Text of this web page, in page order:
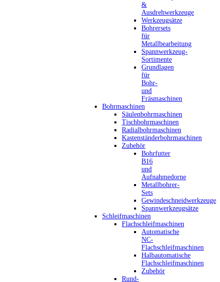
&
Ausdrehwerkzeuge
Werkzeugsätze
Bohrersets
für
Metallbearbeitung
Spannwerkzeug-
Sortimente
Grundlagen
für
Bohr-
und
Fräsmaschinen
Bohrmaschinen
Säulenbohrmaschinen
Tischbohrmaschinen
Radialbohrmaschinen
Kastenständerbohrmaschinen
Zubehör
Bohrfutter
B16
und
Aufnahmedorne
Metallbohrer-
Sets
Gewindeschneidwerkzeuge
Spannwerkzeugsätze
Schleifmaschinen
Flachschleifmaschinen
Automatische
NC-
Flachschleifmaschinen
Halbautomatische
Flachschleifmaschinen
Zubehör
Rund-